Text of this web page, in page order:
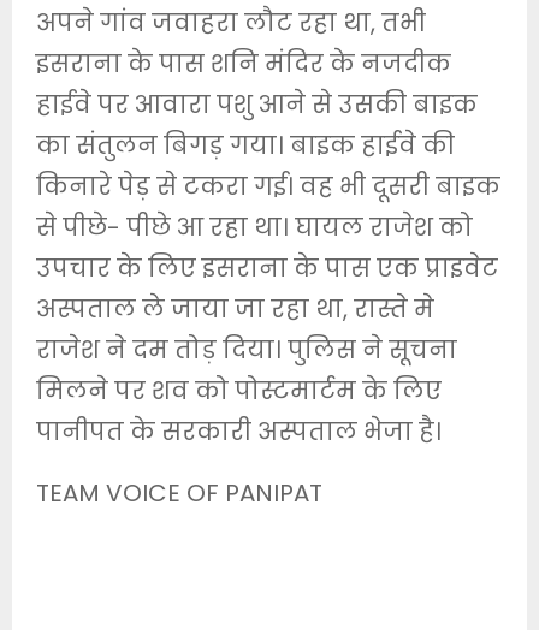
अपने गांव जवाहरा लौट रहा था, तभी
इसराना के पास शनि मंदिर के नजदीक
हाईवे पर आवारा पशु आने से उसकी बाइक
का संतुलन बिगड़ गया। बाइक हाईवे की
किनारे पेड़ से टकरा गई। वह भी दूसरी बाइक
से पीछे- पीछे आ रहा था। घायल राजेश को
उपचार के लिए इसराना के पास एक प्राइवेट
अस्पताल ले जाया जा रहा था, रास्ते मे
राजेश ने दम तोड़ दिया। पुलिस ने सूचना
मिलने पर शव को पोस्टमार्टम के लिए
पानीपत के सरकारी अस्पताल भेजा है।
TEAM VOICE OF PANIPAT